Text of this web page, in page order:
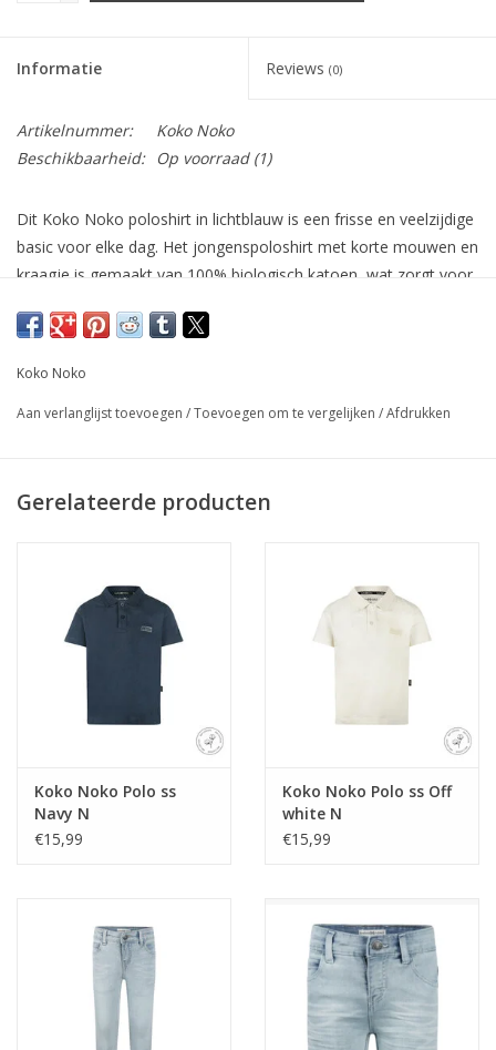
Informatie Reviews (0)
Artikelnummer:
Koko Noko
Beschikbaarheid:
Op voorraad(1)
Dit Koko Noko poloshirt in lichtblauw is een frisse en veelzijdige
basic voor elke dag. Het jongenspoloshirt met korte mouwen en
kraagje is gemaakt van 100% biologisch katoen, wat zorgt voor
Koko Noko
Aan verlanglijst toevoegen /Toevoegen om te vergelijken /Afdrukken
Gerelateerde producten
Koko Noko Polo ss
Navy N
€15,99
Koko Noko Polo ss Off
white N
€15,99